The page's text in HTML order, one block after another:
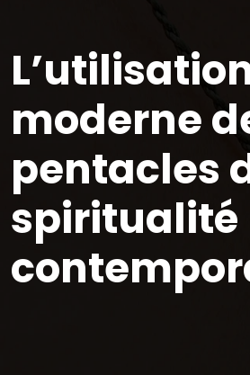
moderne
pentacles
spiritualité